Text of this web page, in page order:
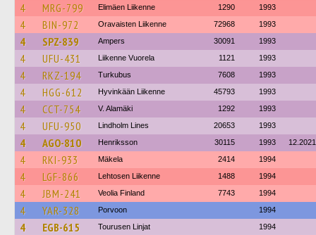
4 MRG-799 Elimäen Liikenne 1290 1993
4 BIN-972 Oravaisten Liikenne 72968 1993
4 SPZ-839 Ampers 30091 1993
4 UFU-431 Liikenne Vuorela 1121 1993
4 RKZ-194 Turkubus 7608 1993
4 HGG-612 Hyvinkään Liikenne 45793 1993
4 CCT-754 V. Alamäki 1292 1993
4 UFU-950 Lindholm Lines 20653 1993
4 AGO-810 Henriksson 30115 1993 12.2021
4 RKI-933 Mäkela 2414 1994
4 LGF-866 Lehtosen Liikenne 1488 1994
4 JBM-241 Veolia Finland 7743 1994
4 YAR-328 Porvoon 1994
4 EGB-615 Tourusen Linjat 1994